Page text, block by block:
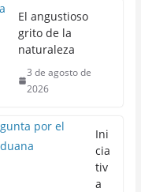
El angustioso
grito de la
naturaleza
3 de agosto de
2026
Ini
cia
tiv
a